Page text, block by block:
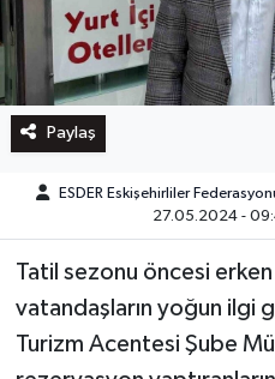
Paylaş
ESDER Eskişehirliler
27.05.2024 -
Tatil sezonu öncesi
vatandaşların yoğun ilgi
Turizm Acentesi Şube